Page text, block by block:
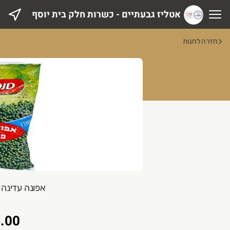
אטליז גבעתיים - כשרות חלק בית יוסף
אטליז גבעתיים - כשרות חלק בית יוסף
חזרה לחנות
אפונה עדינה